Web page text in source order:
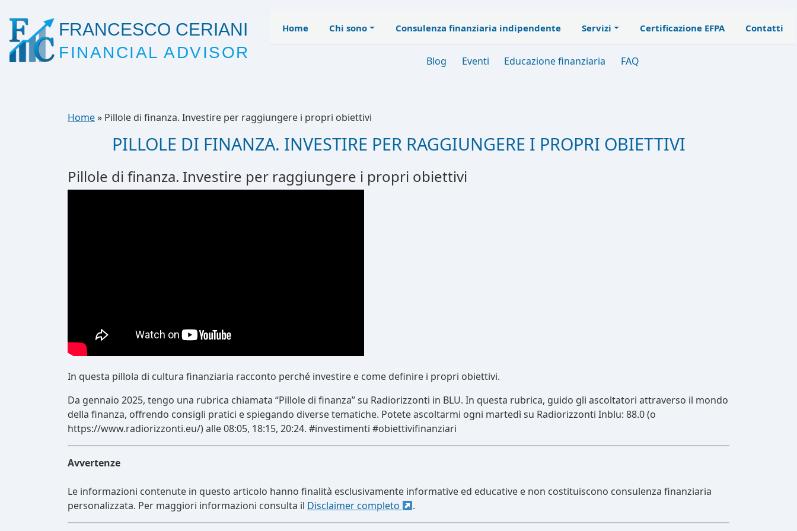
FRANCESCO CERIANI
FINANCIAL ADVISOR
Home Chi sono Consulenza finanziaria indipendente Servizi Certificazione EFPA Contatti
Blog Eventi Educazione finanziaria FAQ
Home» ​Pillole di finanza. Investire per raggiungere i propri obiettivi
​PILLOLE DI FINANZA. INVESTIRE PER RAGGIUNGERE I PROPRI OBIETTIVI
Pillole di finanza. Investire per raggiungere i propri obiettivi
In questa pillola di cultura finanziaria racconto perché investire e come definire i propri obiettivi.
Da gennaio 2025, tengo una rubrica chiamata “Pillole di finanza” su Radiorizzonti in BLU. In questa rubrica, guido gli ascoltatori attraverso il mondo
della finanza, offrendo consigli pratici e spiegando diverse tematiche. Potete ascoltarmi ogni martedì su Radiorizzonti Inblu: 88.0 (o
https://www.radiorizzonti.eu/) alle 08:05, 18:15, 20:24. #investimenti #obiettivifinanziari
Avvertenze
Le informazioni contenute in questo articolo hanno finalità esclusivamente informative ed educative e non costituiscono consulenza finanziaria
personalizzata. Per maggiori informazioni consulta il Disclaimer completo .